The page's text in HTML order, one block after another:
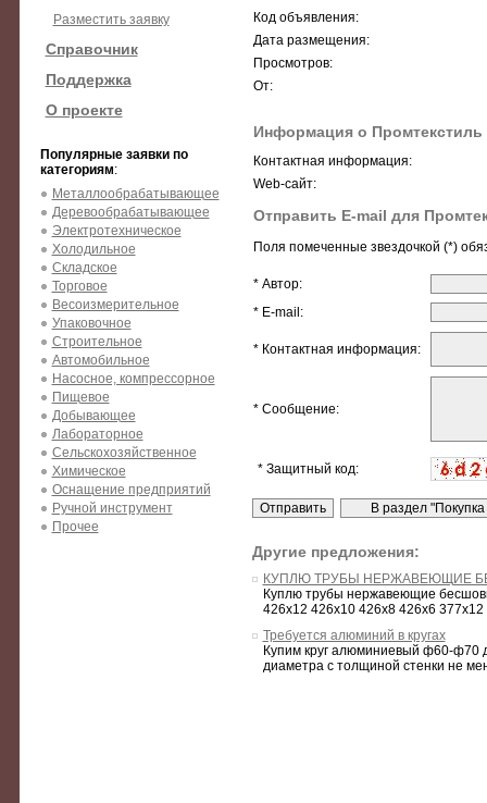
Разместить заявку
Справочник
Поддержка
О проекте
Популярные заявки по
категориям:
Металлообрабатывающее
Деревообрабатывающее
Электротехническое
Холодильное
Складское
Торговое
Весоизмерительное
Упаковочное
Строительное
Автомобильное
Насосное, компрессорное
Пищевое
Добывающее
Лабораторное
Сельскохозяйственное
Химическое
Оснащение предприятий
Ручной инструмент
Прочее
Код объявления:
Дата размещения:
Просмотров:
От:
Информация о Промтекстиль
Контактная информация:
Web-сайт:
Отправить E-mail для
Поля помеченные звездочкой (*)
* Автор:
* E-mail:
* Контактная информация:
* Сообщение:
* Защитный код:
Другие предложения:
КУПЛЮ ТРУБЫ НЕРЖАВЕЮЩИЕ
Куплю трубы нержавеющие
426х12 426х10 426х8 426х6
Требуется алюминий в кругах
Купим круг алюминиевый ф60-ф70
диаметра с толщиной стенки не